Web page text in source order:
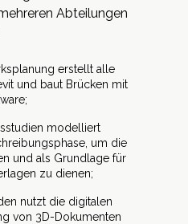
Abteilungen
erstellt alle
und baut Brücken mit
modelliert
um die
und als Grundlage für
zu dienen;
nutzt die digitalen
von 3D-Dokumenten